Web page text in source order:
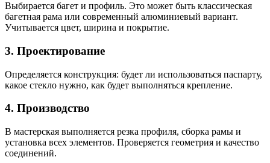
Выбирается багет и профиль. Это может быть классическая
багетная рама или современный алюминиевый вариант.
Учитывается цвет, ширина и покрытие.
3. Проектирование
Определяется конструкция: будет ли использоваться паспарту,
какое стекло нужно, как будет выполняться крепление.
4. Производство
В мастерская выполняется резка профиля, сборка рамы и
установка всех элементов. Проверяется геометрия и качество
соединений.